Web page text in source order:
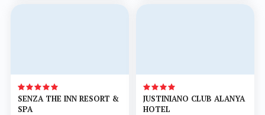
SENZA THE INN RESORT &
SPA
JUSTINIANO CLUB ALANYA
HOTEL